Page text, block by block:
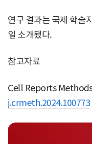
연구 결과는 국제 학술
일 소개됐다.
참고자료
Cell Reports
j.crmeth.2024.100773